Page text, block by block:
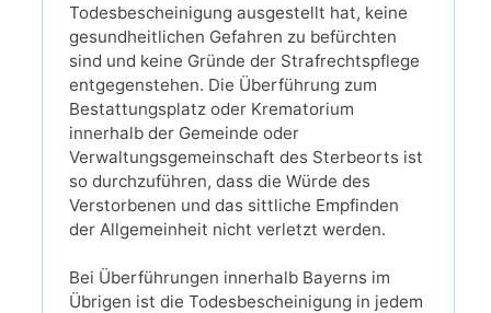
Todesbescheinigung ausgestellt hat, keine
gesundheitlichen Gefahren zu befürchten
sind und keine Gründe der Strafrechtspflege
entgegenstehen. Die Überführung zum
Bestattungsplatz oder Krematorium
innerhalb der Gemeinde oder
Verwaltungsgemeinschaft des Sterbeorts ist
so durchzuführen, dass die Würde des
Verstorbenen und das sittliche Empfinden
der Allgemeinheit nicht verletzt werden.
Bei Überführungen innerhalb Bayerns im
Übrigen ist die Todesbescheinigung in jedem